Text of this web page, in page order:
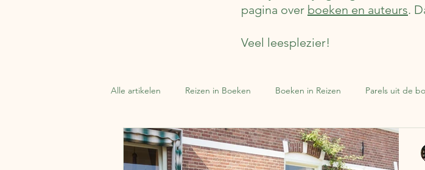
pagina over boeken en auteurs.
Veel leesplezier!
Alle artikelen Reizen in Boeken Boeken in Reizen Parels uit de
Vervoermiddelen Zweden Lapland Reisverhalen